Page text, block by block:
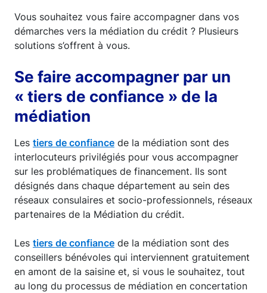
Vous souhaitez vous faire accompagner dans vos
démarches vers la médiation du crédit ? Plusieurs
solutions s’offrent à vous.
Se faire accompagner par un
« tiers de confiance » de la
médiation
Les tiers de confiance de la médiation sont des
interlocuteurs privilégiés pour vous accompagner
sur les problématiques de financement. Ils sont
désignés dans chaque département au sein des
réseaux consulaires et socio-professionnels, réseaux
partenaires de la Médiation du crédit.
Les tiers de confiance de la médiation sont des
conseillers bénévoles qui interviennent gratuitement
en amont de la saisine et, si vous le souhaitez, tout
au long du processus de médiation en concertation